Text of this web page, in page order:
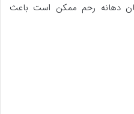
دهانه رحم ممکن است باعث